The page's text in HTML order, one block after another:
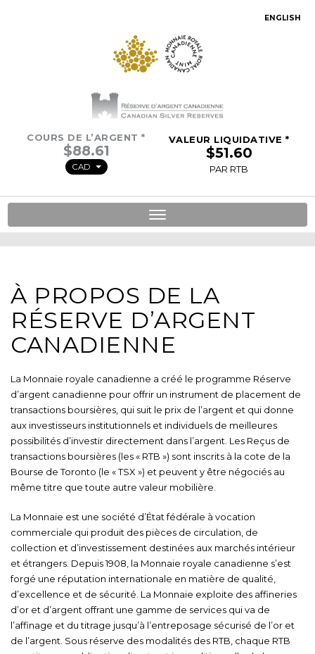
COURS DE L’ARGENT *
CAD
VALEUR LIQUIDATIVE *
PAR RTB
ENGLISH
Toggle
navigation
À PROPOS DE LA
RÉSERVE D’ARGENT
CANADIENNE
La Monnaie royale canadienne a créé le programme Réserve
d’argent canadienne pour offrir un instrument de placement de
transactions boursières, qui suit le prix de l’argent et qui donne
aux investisseurs institutionnels et individuels de meilleures
possibilités d’investir directement dans l’argent. Les Reçus de
transactions boursières (les « RTB ») sont inscrits à la cote de la
Bourse de Toronto (le « TSX ») et peuvent y être négociés au
même titre que toute autre valeur mobilière.
La Monnaie est une société d’État fédérale à vocation
commerciale qui produit des pièces de circulation, de
collection et d’investissement destinées aux marchés intérieur
et étrangers. Depuis 1908, la Monnaie royale canadienne s’est
forgé une réputation internationale en matière de qualité,
d’excellence et de sécurité. La Monnaie exploite des affineries
d’or et d’argent offrant une gamme de services qui va de
l’affinage et du titrage jusqu’à l’entreposage sécurisé de l’or et
de l’argent. Sous réserve des modalités des RTB, chaque RTB